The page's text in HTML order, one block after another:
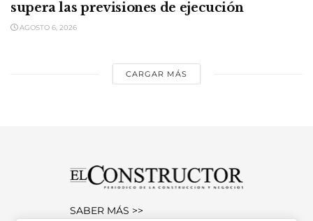
supera las previsiones de ejecución
AGOSTO 6, 2026
CARGAR MÁS
SABER MÁS >>